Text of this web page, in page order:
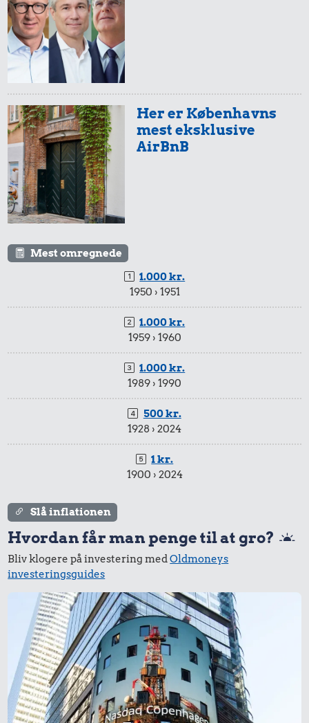
Her er Københavns
mest eksklusive
AirBnB
Mest omregnede
1.000 kr.
1950 › 1951
1.000 kr.
1959 › 1960
1.000 kr.
1989 › 1990
500 kr.
1928 › 2024
1 kr.
1900 › 2024
Slå inflationen
Hvordan får man penge til at gro?
Bliv klogere på investering medOldmoneys
investeringsguides